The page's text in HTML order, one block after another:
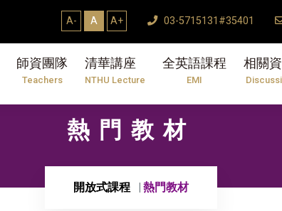
A- A A+ 03-5715131#35401
師資團隊
Teachers
清華講座
NTHU Lecture
全英語課程
EMI
相關
熱門教材
開放式課程 熱門教材